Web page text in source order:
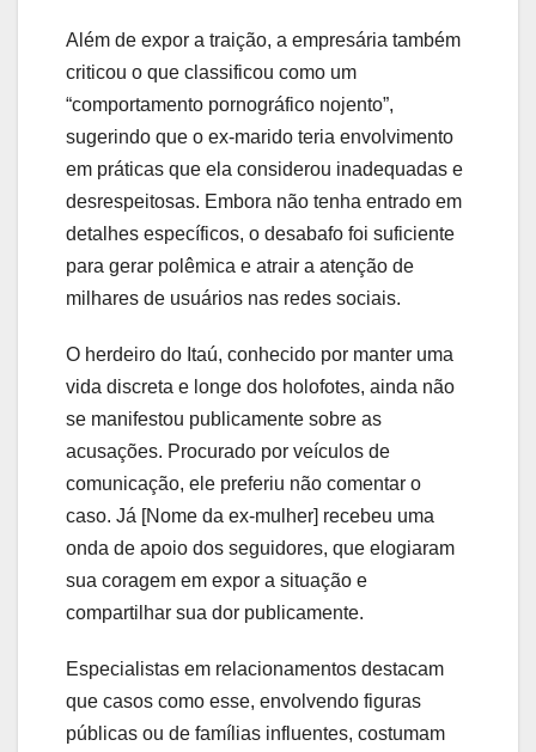
Além de expor a traição, a empresária também
criticou o que classificou como um
“comportamento pornográfico nojento”,
sugerindo que o ex-marido teria envolvimento
em práticas que ela considerou inadequadas e
desrespeitosas. Embora não tenha entrado em
detalhes específicos, o desabafo foi suficiente
para gerar polêmica e atrair a atenção de
milhares de usuários nas redes sociais.
O herdeiro do Itaú, conhecido por manter uma
vida discreta e longe dos holofotes, ainda não
se manifestou publicamente sobre as
acusações. Procurado por veículos de
comunicação, ele preferiu não comentar o
caso. Já [Nome da ex-mulher] recebeu uma
onda de apoio dos seguidores, que elogiaram
sua coragem em expor a situação e
compartilhar sua dor publicamente.
Especialistas em relacionamentos destacam
que casos como esse, envolvendo figuras
públicas ou de famílias influentes, costumam